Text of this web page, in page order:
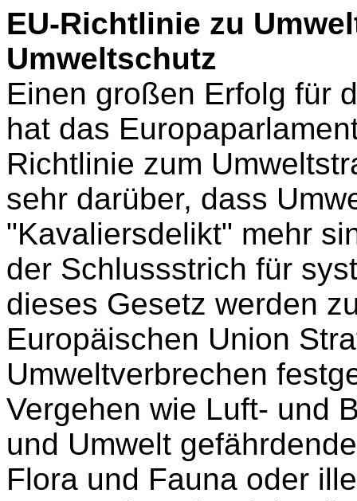
EU-Richtlinie zu
Umweltschutz
Einen großen Erfolg für
hat das
Richtlinie zum
sehr darüber, dass
"Kavaliersdelikt" mehr
der Schlussstrich für
dieses Gesetz werden
Europäischen Union
Umweltverbrechen
Vergehen wie Luft- und
und Umwelt g
Flora und Fauna oder